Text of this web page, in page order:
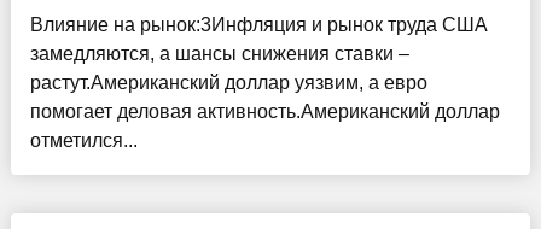
Влияние на рынок:3Инфляция и рынок труда США
замедляются, а шансы снижения ставки –
растут.Американский доллар уязвим, а евро
помогает деловая активность.Американский доллар
отметился...